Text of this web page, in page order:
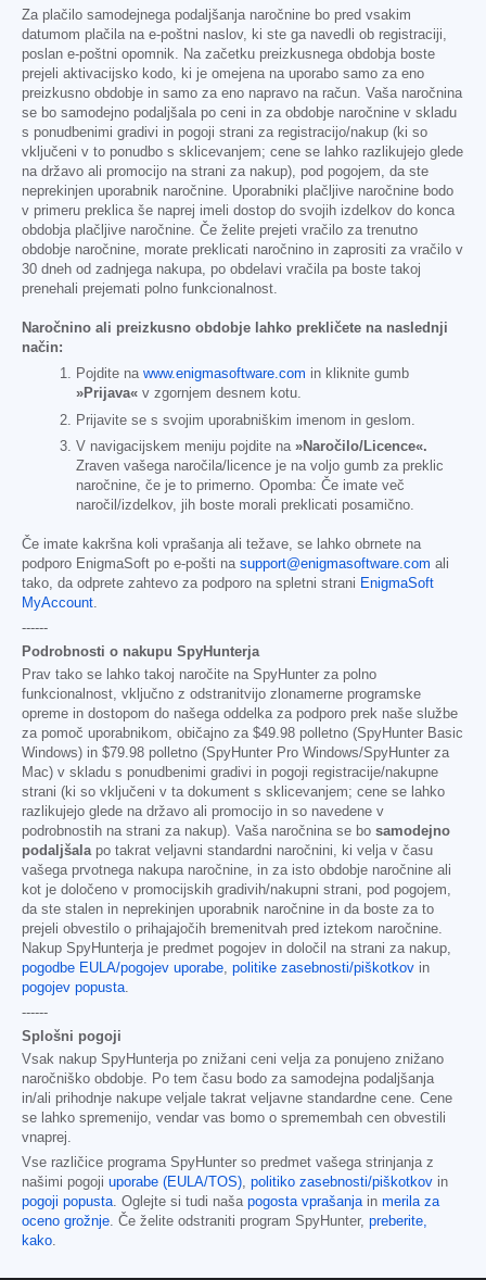
Za plačilo samodejnega podaljšanja naročnine bo pred vsakim
datumom plačila na e-poštni naslov, ki ste ga navedli ob registraciji,
poslan e-poštni opomnik. Na začetku preizkusnega obdobja boste
prejeli aktivacijsko kodo, ki je omejena na uporabo samo za eno
preizkusno obdobje in samo za eno napravo na račun. Vaša naročnina
se bo samodejno podaljšala po ceni in za obdobje naročnine v skladu
s ponudbenimi gradivi in pogoji strani za registracijo/nakup (ki so
vključeni v to ponudbo s sklicevanjem; cene se lahko razlikujejo glede
na državo ali promocijo na strani za nakup), pod pogojem, da ste
neprekinjen uporabnik naročnine. Uporabniki plačljive naročnine bodo
v primeru preklica še naprej imeli dostop do svojih izdelkov do konca
obdobja plačljive naročnine. Če želite prejeti vračilo za trenutno
obdobje naročnine, morate preklicati naročnino in zaprositi za vračilo v
30 dneh od zadnjega nakupa, po obdelavi vračila pa boste takoj
prenehali prejemati polno funkcionalnost.
Naročnino ali preizkusno obdobje lahko prekličete na naslednji
način:
Pojdite na www.enigmasoftware.com in kliknite gumb
»Prijava« v zgornjem desnem kotu.
Prijavite se s svojim uporabniškim imenom in geslom.
V navigacijskem meniju pojdite na »Naročilo/Licence«.
Zraven vašega naročila/licence je na voljo gumb za preklic
naročnine, če je to primerno. Opomba: Če imate več
naročil/izdelkov, jih boste morali preklicati posamično.
Če imate kakršna koli vprašanja ali težave, se lahko obrnete na
podporo EnigmaSoft po e-pošti na support@enigmasoftware.com ali
tako, da odprete zahtevo za podporo na spletni strani EnigmaSoft
MyAccount.
------
Podrobnosti o nakupu SpyHunterja
Prav tako se lahko takoj naročite na SpyHunter za polno
funkcionalnost, vključno z odstranitvijo zlonamerne programske
opreme in dostopom do našega oddelka za podporo prek naše službe
za pomoč uporabnikom, običajno za $49.98 polletno (SpyHunter Basic
Windows) in $79.98 polletno (SpyHunter Pro Windows/SpyHunter za
Mac) v skladu s ponudbenimi gradivi in pogoji registracije/nakupne
strani (ki so vključeni v ta dokument s sklicevanjem; cene se lahko
razlikujejo glede na državo ali promocijo in so navedene v
podrobnostih na strani za nakup). Vaša naročnina se bo samodejno
podaljšalapo takrat veljavni standardni naročnini, ki velja v času
vašega prvotnega nakupa naročnine, in za isto obdobje naročnine ali
kot je določeno v promocijskih gradivih/nakupni strani, pod pogojem,
da ste stalen in neprekinjen uporabnik naročnine in da boste za to
prejeli obvestilo o prihajajočih bremenitvah pred iztekom naročnine.
Nakup SpyHunterja je predmet pogojev in določil na strani za nakup,
pogodbe EULA/pogojev uporabe, politike zasebnosti/piškotkov in
pogojev popusta.
------
Splošni pogoji
Vsak nakup SpyHunterja po znižani ceni velja za ponujeno znižano
naročniško obdobje. Po tem času bodo za samodejna podaljšanja
in/ali prihodnje nakupe veljale takrat veljavne standardne cene. Cene
se lahko spremenijo, vendar vas bomo o spremembah cen obvestili
vnaprej.
Vse različice programa SpyHunter so predmet vašega strinjanja z
našimi pogoji uporabe (EULA/TOS), politiko zasebnosti/piškotkov in
pogoji popusta. Oglejte si tudi naša pogosta vprašanjain merila za
oceno grožnje. Če želite odstraniti program SpyHunter, preberite,
kako.